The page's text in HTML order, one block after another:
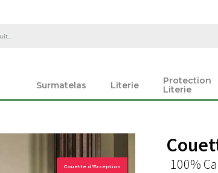
Surmatelas Literie
Protection
Literie
Couette d'Exception 100%